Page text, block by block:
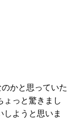
かと思っていた
ょっと驚きまし
しようと思いま